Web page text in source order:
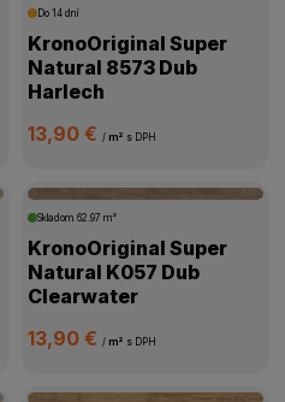
Do 14 dní
KronoOriginal Super
Natural 8573 Dub
Harlech
13,90 € / m² s DPH
Skladom 62.97 m²
KronoOriginal Super
Natural K057 Dub
Clearwater
13,90 € / m² s DPH